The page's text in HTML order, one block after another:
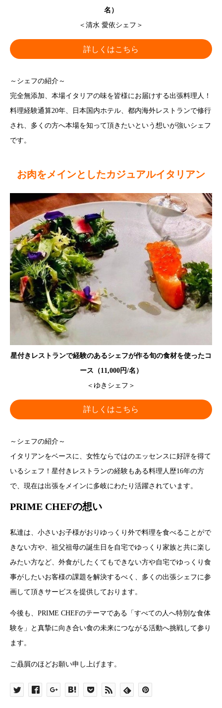
名）
＜清水 愛依シェフ＞
詳しくはこちら
～シェフの紹介～
完全無添加、本場イタリアの味を皆様にお届けする出張料理人！
料理経験通算20年、日本国内ホテル、都内海外レストランで修行
され、多くの方へ本場を知って頂きたいという想いが強いシェフ
です。
お肉をメインとしたカジュアルイタリアン
星付きレストランで経験のあるシェフが作る旬の食材を使ったコ
ース（11,000円/名）
＜ゆきシェフ＞
詳しくはこちら
～シェフの紹介～
イタリアンをベースに、女性ならではのエッセンスに好評を得て
いるシェフ！星付きレストランの経験もある料理人歴16年の方
で、現在は出張をメインに多岐にわたり活躍されています。
PRIME CHEFの想い
私達は、小さいお子様がおりゆっくり外で料理を食べることがで
きない方や、祖父祖母の誕生日を自宅でゆっくり家族と共に楽し
みたい方など、外食がしたくてもできない方や自宅でゆっくり食
事がしたいお客様の課題を解決するべく、多くの出張シェフに参
画して頂きサービスを提供しております。
今後も、PRIME CHEFのテーマである「すべての人へ特別な食体
験を」と真摯に向き合い食の未来につながる活動へ挑戦して参り
ます。
ご贔屓のほどお願い申し上げます。